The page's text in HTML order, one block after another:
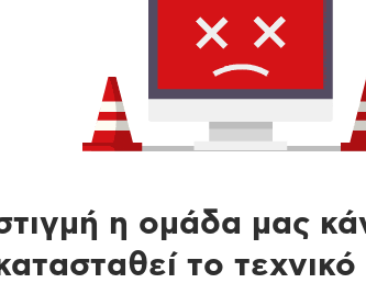
η ομάδα μας
το